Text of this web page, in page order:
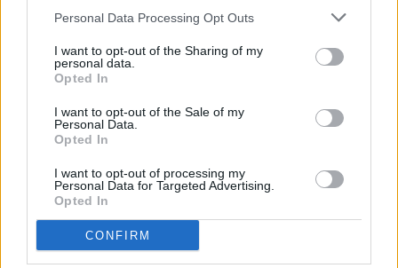
Personal Data Processing Opt Outs
I want to opt-out of the Sharing of my
personal data.
Opted In
I want to opt-out of the Sale of my
Personal Data.
Opted In
I want to opt-out of processing my
Personal Data for Targeted Advertising.
Opted In
CONFIRM
Un caz cu final fericit. Spiritul civic
și intervenția Poliției Locale
Fălticeni au readus un copil în